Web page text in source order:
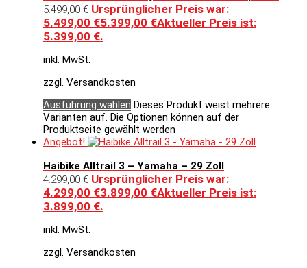
5.499,00€ Ursprünglicher Preis war:
5.499,00 €5.399,00 €Aktueller Preis ist:
5.399,00 €.
inkl. MwSt.
zzgl. Versandkosten
Ausführung wählen Dieses Produkt weist mehrere
Varianten auf. Die Optionen können auf der
Produktseite gewählt werden
Angebot!
Haibike Alltrail 3 – Yamaha – 29 Zoll
4.299,00€ Ursprünglicher Preis war:
4.299,00 €3.899,00 €Aktueller Preis ist:
3.899,00 €.
inkl. MwSt.
zzgl. Versandkosten